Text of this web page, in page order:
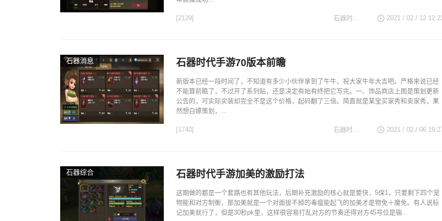
[2129] 2021 / 02 / 12
石器时代TV
石器消息 石器时代手游70版本前瞻
新版本已经一段时间了，不知道有多少小伙伴拿到了牛牛，祝大家牛年大吉吧。严格来说已经
不能算前瞻了，不过开了系列贴，还是决定有始有终把它写完。一、饰品商店上图是策划更新
公告的，可实际实装却完全不是这个价格，起码翻了三倍。简直就是某宝买家秀和卖家秀，果
然想白嫖策划，...
[1740] 2021 / 02 / 06
石器时代TV
石器综合 石器时代手游加美的激励打法
这期做的都是一个套路也有其他玩法，后期补充激励的核心就是要快，5保1，只要剩下四个宠
物能和对方制衡，那加美就是一个对面拔不掉的毒瘤能起飞的加美才是物免＋魔免。有人说标
记加美就行了，但是30秒pk里，这样很容易打乱对方的节奏还得对方45号位是输...